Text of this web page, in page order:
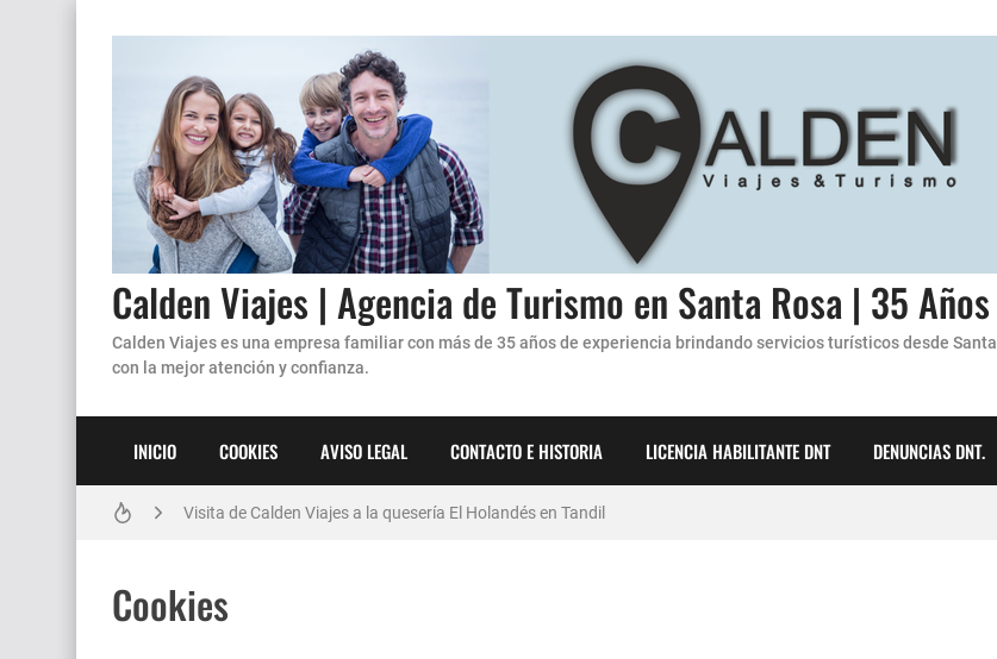
Calden Viajes | Agencia de Turismo en Santa Rosa | 35
Calden Viajes es una empresa familiar con más de 35 años de experiencia brindando servicios turísticos desde
con la mejor atención y confianza.
INICIO COOKIES AVISO LEGAL CONTACTO E HISTORIA LICENCIA HABILITANTE DNT DENUNCIAS DNT.
Ushuaia y Glaciares- febrero en aéreo
Camboriu. Febrero 25 - Hotel Pires
Camboriu Bus 2025-
Cuba en Febrero 2025
Visita de Calden Viajes a la quesería El Holandés en Tandil
Cookies